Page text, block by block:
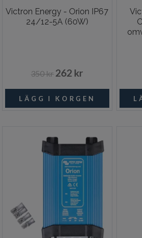
Victron Energy - Orion IP67
24/12-5A (60W)
350 kr 262 kr